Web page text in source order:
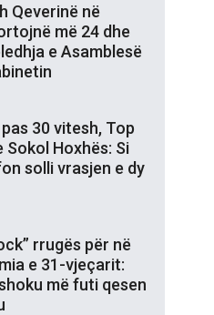
Qeverinë në
më 24 dhe
e Asamblesë
30 vitesh, Top
Sokol Hoxhës: Si
solli vrasjen e dy
rrugës për në
e 31-vjeçarit:
më futi qesen